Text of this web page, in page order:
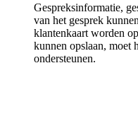
Gespreksinformatie,
van het gesprek
klantenkaart worden
kunnen opslaan, moet
ondersteunen.